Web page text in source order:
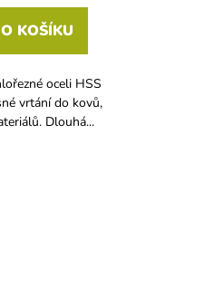
KOŠÍKU
oceli HSS
vrtání do kovů,
Dlouhá...